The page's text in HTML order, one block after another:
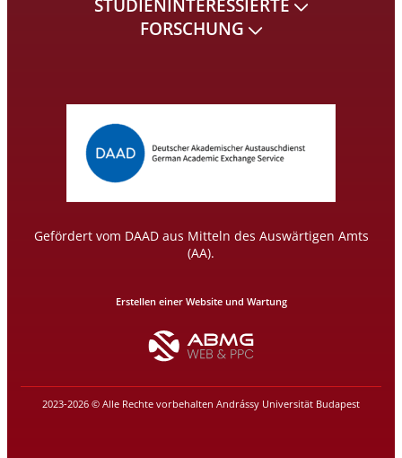
STUDIENINTERESSIERTE
FORSCHUNG
Gefördert vom DAAD aus Mitteln des Auswärtigen Amts
(AA).
2023-2026 © Alle Rechte vorbehalten Andrássy Universität Budapest
Erstellen einer Website und Wartung